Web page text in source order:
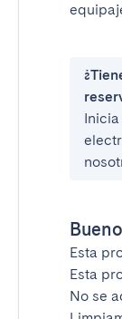
Esta
Esta
No se